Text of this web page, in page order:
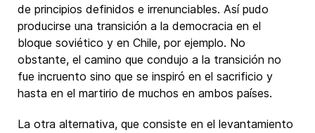
de principios definidos e irrenunciables. Así pudo
producirse una transición a la democracia en el
bloque soviético y en Chile, por ejemplo. No
obstante, el camino que condujo a la transición no
fue incruento sino que se inspiró en el sacrificio y
hasta en el martirio de muchos en ambos países.
La otra alternativa, que consiste en el levantamiento